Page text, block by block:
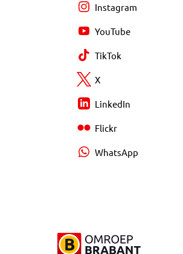
Instagram
YouTube
TikTok
X
LinkedIn
Flickr
WhatsApp